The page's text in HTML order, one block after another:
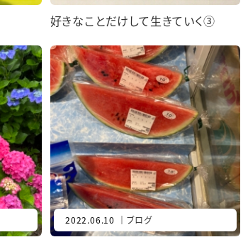
好きなことだけして生きていく③
2022.06.10 ｜ ブログ